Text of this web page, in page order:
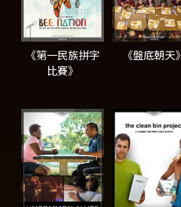
《第一民族拼字
比賽》
《盤底朝天》